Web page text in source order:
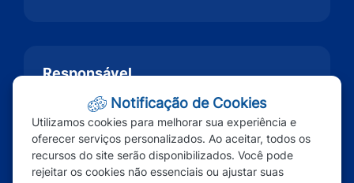
Responsável
Não Informado
governo@novabandeirantes.mt.gov.br
Notificação de Cookies
Utilizamos cookies para melhorar sua experiência e
oferecer serviços personalizados. Ao aceitar, todos os
recursos do site serão disponibilizados. Você pode
rejeitar os cookies não essenciais ou ajustar suas